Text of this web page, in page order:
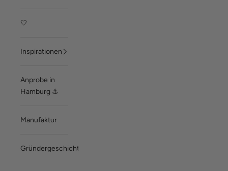
🤍
Inspirationen
Anprobe in
Hamburg ⚓
Manufaktur
Gründergeschichte